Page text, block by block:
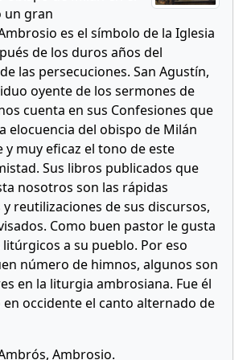
un gran
es el símbolo de la Iglesia
de los duros años del
las persecuciones. San Agustín,
oyente de los sermones de
cuenta en sus Confesiones que
elocuencia del obispo de Milán
y muy eficaz el tono de este
Sus libros publicados que
nosotros son las rápidas
reutilizaciones de sus discursos,
Como buen pastor le gusta
a su pueblo. Por eso
número de himnos, algunos son
en la liturgia ambrosiana. Fue él
occidente el canto alternado de
Ambrosio.